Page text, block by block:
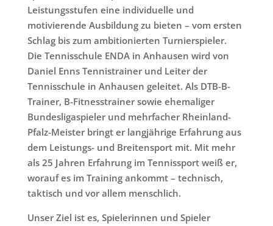
Leistungsstufen eine individuelle und
motivierende Ausbildung zu bieten – vom ersten
Schlag bis zum ambitionierten Turnierspieler.
Die Tennisschule ENDA in Anhausen wird von
Daniel Enns Tennistrainer und Leiter der
Tennisschule in Anhausen geleitet. Als DTB-B-
Trainer, B-Fitnesstrainer sowie ehemaliger
Bundesligaspieler und mehrfacher Rheinland-
Pfalz-Meister bringt er langjährige Erfahrung aus
dem Leistungs- und Breitensport mit. Mit mehr
als 25 Jahren Erfahrung im Tennissport weiß er,
worauf es im Training ankommt – technisch,
taktisch und vor allem menschlich.
Unser Ziel ist es, Spielerinnen und Spieler